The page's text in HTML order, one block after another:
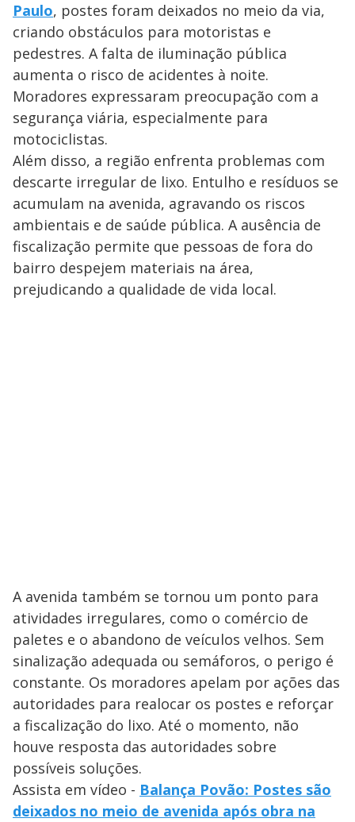
Paulo, postes foram deixados no meio da via,
criando obstáculos para motoristas e
pedestres. A falta de iluminação pública
aumenta o risco de acidentes à noite.
Moradores expressaram preocupação com a
segurança viária, especialmente para
motociclistas.
Além disso, a região enfrenta problemas com
descarte irregular de lixo. Entulho e resíduos se
acumulam na avenida, agravando os riscos
ambientais e de saúde pública. A ausência de
fiscalização permite que pessoas de fora do
bairro despejem materiais na área,
prejudicando a qualidade de vida local.
A avenida também se tornou um ponto para
atividades irregulares, como o comércio de
paletes e o abandono de veículos velhos. Sem
sinalização adequada ou semáforos, o perigo é
constante. Os moradores apelam por ações das
autoridades para realocar os postes e reforçar
a fiscalização do lixo. Até o momento, não
houve resposta das autoridades sobre
possíveis soluções.
Assista em vídeo - Balança Povão: Postes são
deixados no meio de avenida após obra na